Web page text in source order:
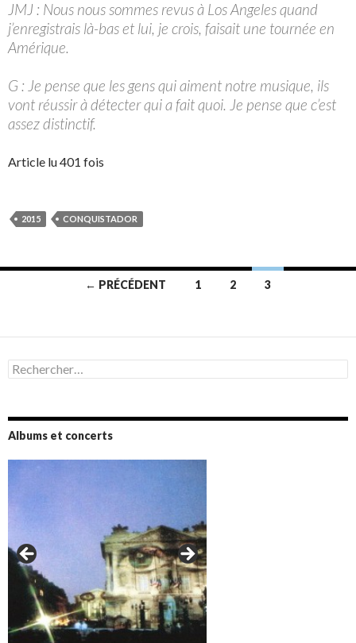
JMJ : Nous nous sommes revus à Los Angeles quand
j’enregistrais là-bas et lui, je crois, faisait une tournée en
Amérique.
G : Je pense que les gens qui aiment notre musique, ils
vont réussir à détecter qui a fait quoi. Je pense que c’est
assez distinctif.
Article lu 401 fois
2015 CONQUISTADOR
Navigation
articles
← PRÉCÉDENT 1 2 3
Rechercher :
Albums et concerts